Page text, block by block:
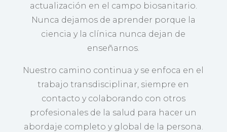
actualización en el campo biosanitario.
Nunca dejamos de aprender porque la
ciencia y la clínica nunca dejan de
enseñarnos.
Nuestro camino continua y se enfoca en el
trabajo transdisciplinar, siempre en
contacto y colaborando con otros
profesionales de la salud para hacer un
abordaje completo y global de la persona.